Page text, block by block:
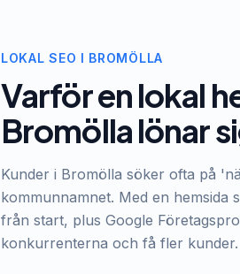
LOKAL SEO I BROMÖLLA
Varför en lokal
Bromölla lönar
Kunder i Bromölla söker ofta på
kommunnamnet. Med en hemsida
från start, plus Google
konkurrenterna och få fler kunder.